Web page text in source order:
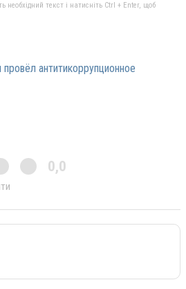
текст і натисніть Ctrl + Enter, щоб
антитикоррупционное
0,0